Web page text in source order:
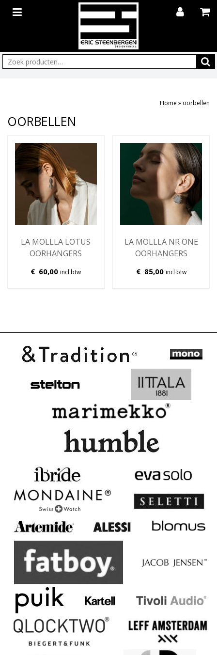
Zoeken:
Home » oorbellen
OORBELLEN
LA MOLLLA LOTUS
OORHANGERS
€ 60,00 incl btw
LA MOLLLA NR ONE
OORHANGERS
€ 85,00 incl btw